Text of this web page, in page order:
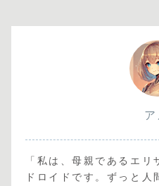
ア
「私は、母親であるエ
ドロイドです。ずっと人